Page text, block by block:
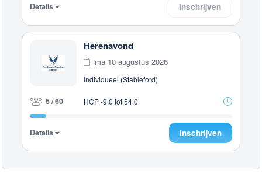
Details Inschrijven
Herenavond
ma 10 augustus 2026
Individueel (Stableford)
5 / 60 HCP -9,0 tot 54,0
Details Inschrijven